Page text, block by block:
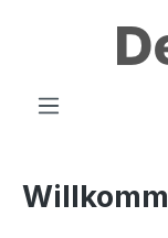
Zum Hauptinhalt